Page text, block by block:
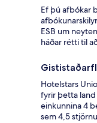
Ef þú afbókar
ESB um
háðar rétti til
Hotelstars
fyrir þetta land
einkunnina 4
sem 4,5